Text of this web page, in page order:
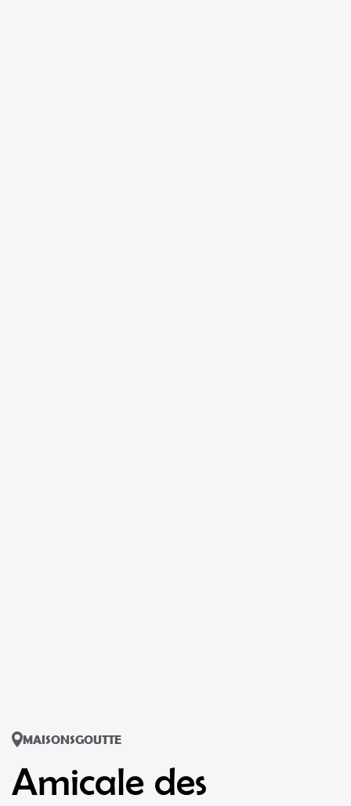
MAISONSGOUTTE
Amicale des